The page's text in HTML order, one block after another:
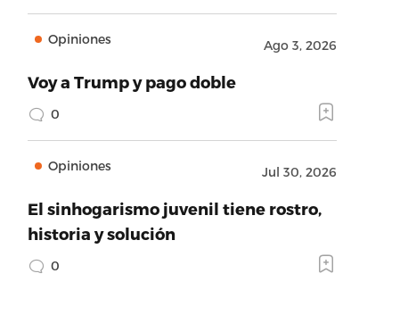
Opiniones Ago 3, 2026
Voy a Trump y pago doble
0
Opiniones Jul 30, 2026
El sinhogarismo juvenil tiene rostro,
historia y solución
0